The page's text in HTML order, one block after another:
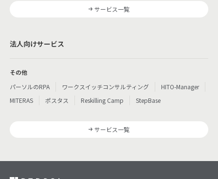
サービス一覧
法人向けサービス
その他
パーソルのRPA
ワークスイッチコンサルティング
HITO-Manager
MITERAS
ポスタス Reskilling Camp StepBase
サービス一覧